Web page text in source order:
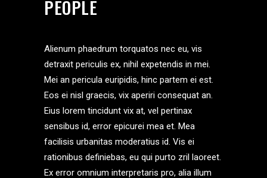
PEOPLE
Alienum phaedrum torquatos nec eu, vis
detraxit periculis ex, nihil expetendis in mei.
Mei an pericula euripidis, hinc partem ei est.
Eos ei nisl graecis, vix aperiri consequat an.
Eius lorem tincidunt vix at, vel pertinax
sensibus id, error epicurei mea et. Mea
facilisis urbanitas moderatius id. Vis ei
rationibus definiebas, eu qui purto zril laoreet.
Ex error omnium interpretaris pro, alia illum